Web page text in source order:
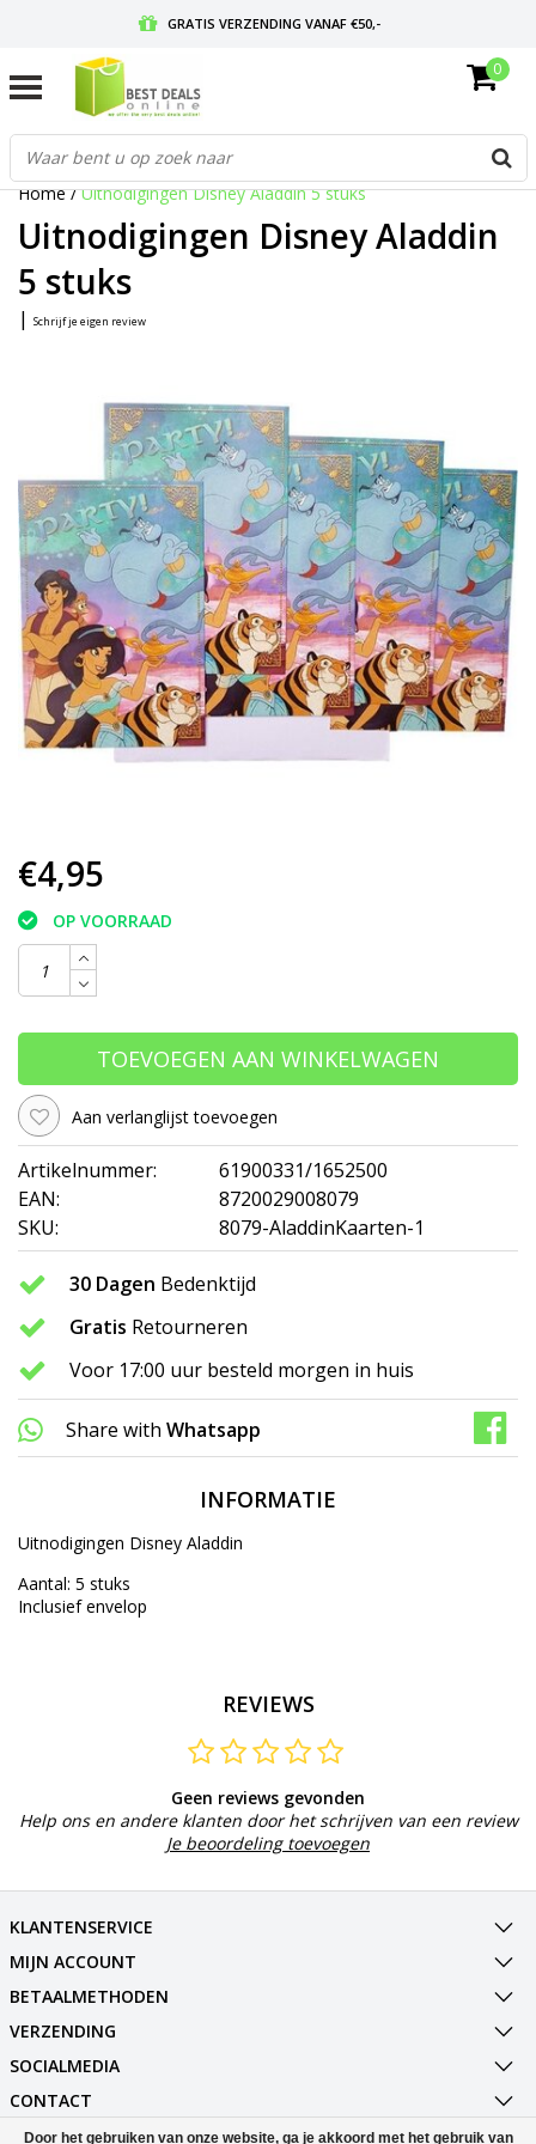
GRATIS VERZENDING VANAF €50,-
GRATIS RETOURNEREN EN 30 DAGEN BEDENKTIJD
0
Home/Uitnodigingen Disney Aladdin 5 stuks
Uitnodigingen Disney Aladdin
5 stuks
| Schrijf je eigen review
€4,95
OP VOORRAAD
TOEVOEGEN AAN WINKELWAGEN
Aan verlanglijst toevoegen
Artikelnummer:
61900331/1652500
EAN:
8720029008079
SKU:
8079-AladdinKaarten-1
30 Dagen Bedenktijd
Gratis Retourneren
Voor 17:00 uur besteld morgen in huis
Share with Whatsapp
INFORMATIE
Uitnodigingen Disney Aladdin
Aantal: 5 stuks
Inclusief envelop
REVIEWS
Geen reviews gevonden
Help ons en andere klanten door het schrijven van een review
Je beoordeling toevoegen
KLANTENSERVICE
MIJN ACCOUNT
BETAALMETHODEN
VERZENDING
SOCIALMEDIA
CONTACT
Door het gebruiken van onze website, ga je akkoord met het gebruik van